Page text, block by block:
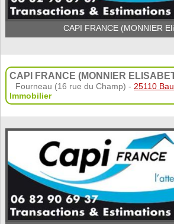
CAPI FRANCE (MONNIER
CAPI FRANCE (MONNIER
Fourneau (16 rue du Champ) - 25110
Immobilier